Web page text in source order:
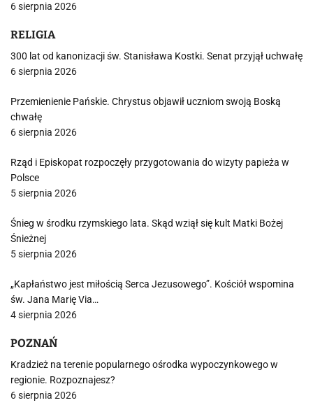
6 sierpnia 2026
RELIGIA
300 lat od kanonizacji św. Stanisława Kostki. Senat przyjął uchwałę
6 sierpnia 2026
Przemienienie Pańskie. Chrystus objawił uczniom swoją Boską
chwałę
6 sierpnia 2026
Rząd i Episkopat rozpoczęły przygotowania do wizyty papieża w
Polsce
5 sierpnia 2026
Śnieg w środku rzymskiego lata. Skąd wziął się kult Matki Bożej
Śnieżnej
5 sierpnia 2026
„Kapłaństwo jest miłością Serca Jezusowego”. Kościół wspomina
św. Jana Marię Via…
4 sierpnia 2026
POZNAŃ
Kradzież na terenie popularnego ośrodka wypoczynkowego w
regionie. Rozpoznajesz?
6 sierpnia 2026